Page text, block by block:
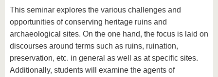
This seminar explores the various challenges and
opportunities of conserving heritage ruins and
archaeological sites. On the one hand, the focus is laid on
discourses around terms such as ruins, ruination,
preservation, etc. in general as well as at specific sites.
Additionally, students will examine the agents of